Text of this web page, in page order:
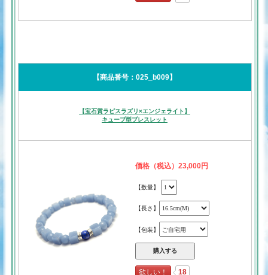
【商品番号：025_b009】
【宝石質ラピスラズリ×エンジェライト】
キューブ型ブレスレット
価格（税込）23,000円
【数量】
【長さ】
【包装】
欲しい！ 18